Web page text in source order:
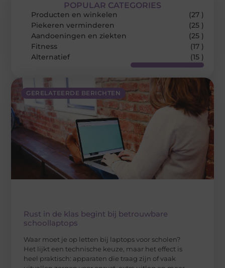
GERELATEERDE BERICHTEN
Rust in de klas begint bij betrouwbare
schoollaptops
Waar moet je op letten bij laptops voor scholen?
Het lijkt een technische keuze, maar het effect is
heel praktisch: apparaten die traag zijn of vaak
POPULAR CATEGORIES
Producten en winkelen
(27 )
Piekeren verminderen
(25 )
Aandoeningen en ziekten
(25 )
Fitness
(17 )
Alternatief
(15 )